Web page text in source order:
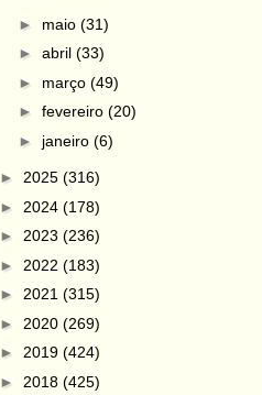
► maio (31)
► abril (33)
► março (49)
► fevereiro (20)
► janeiro (6)
► 2025 (316)
► 2024 (178)
► 2023 (236)
► 2022 (183)
► 2021 (315)
► 2020 (269)
► 2019 (424)
► 2018 (425)